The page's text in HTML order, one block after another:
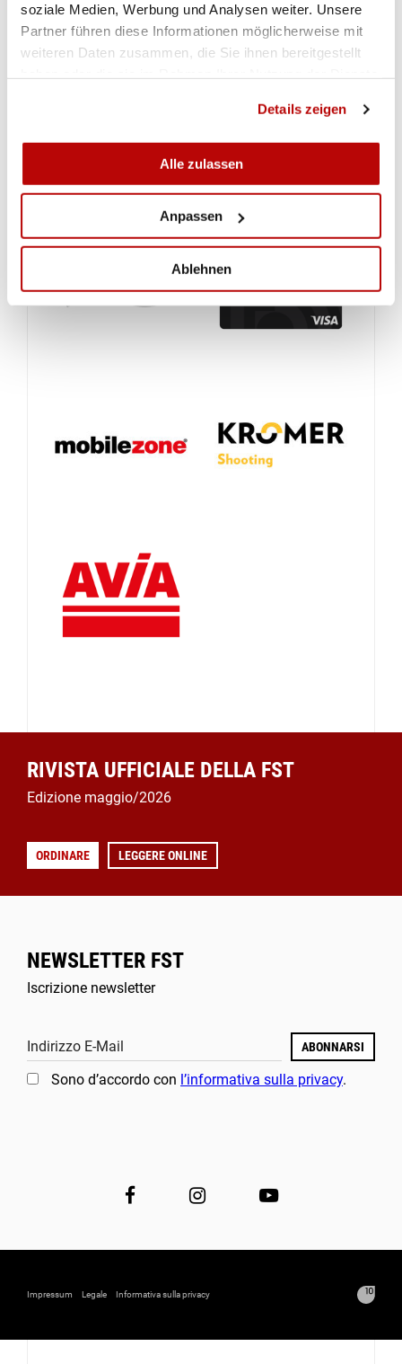
soziale Medien, Werbung und Analysen weiter. Unsere
Partner führen diese Informationen möglicherweise mit
weiteren Daten zusammen, die Sie ihnen bereitgestellt
Details zeigen
Alle zulassen
Anpassen
Ablehnen
RIVISTA UFFICIALE DELLA FST
Edizione maggio/2026
ORDINARE LEGGERE ONLINE
NEWSLETTER FST
Iscrizione newsletter
Indirizzo E-Mail ABONNARSI
Sono d’accordo con l’informativa sulla privacy.
Impressum Legale Informativa sulla privacy